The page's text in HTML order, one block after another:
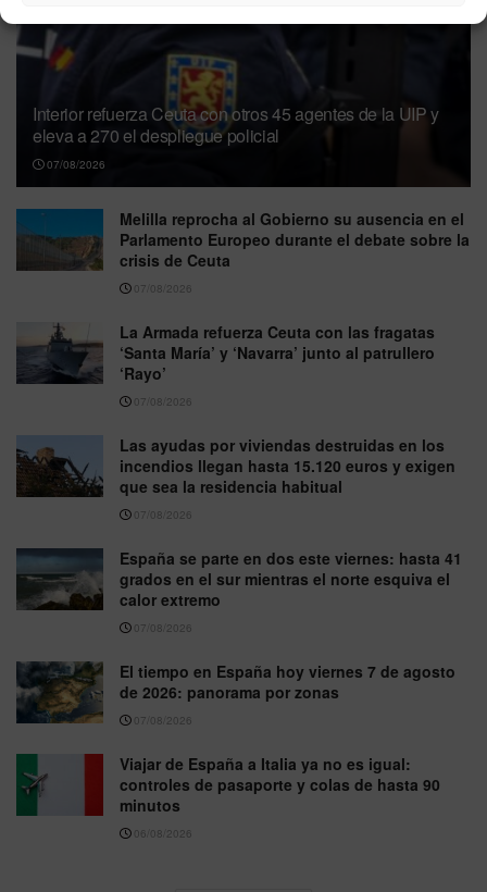
Interior refuerza Ceuta con otros 45 agentes de la UIP y
eleva a 270 el despliegue policial
07/08/2026
Melilla reprocha al Gobierno su ausencia en el
Parlamento Europeo durante el debate sobre la
crisis de Ceuta
07/08/2026
La Armada refuerza Ceuta con las fragatas
‘Santa María’ y ‘Navarra’ junto al patrullero
‘Rayo’
07/08/2026
Las ayudas por viviendas destruidas en los
incendios llegan hasta 15.120 euros y exigen
que sea la residencia habitual
07/08/2026
España se parte en dos este viernes: hasta 41
grados en el sur mientras el norte esquiva el
calor extremo
07/08/2026
El tiempo en España hoy viernes 7 de agosto
de 2026: panorama por zonas
07/08/2026
Viajar de España a Italia ya no es igual:
controles de pasaporte y colas de hasta 90
minutos
06/08/2026